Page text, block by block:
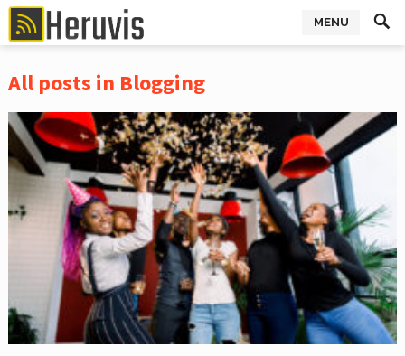
MENU
All posts in Blogging